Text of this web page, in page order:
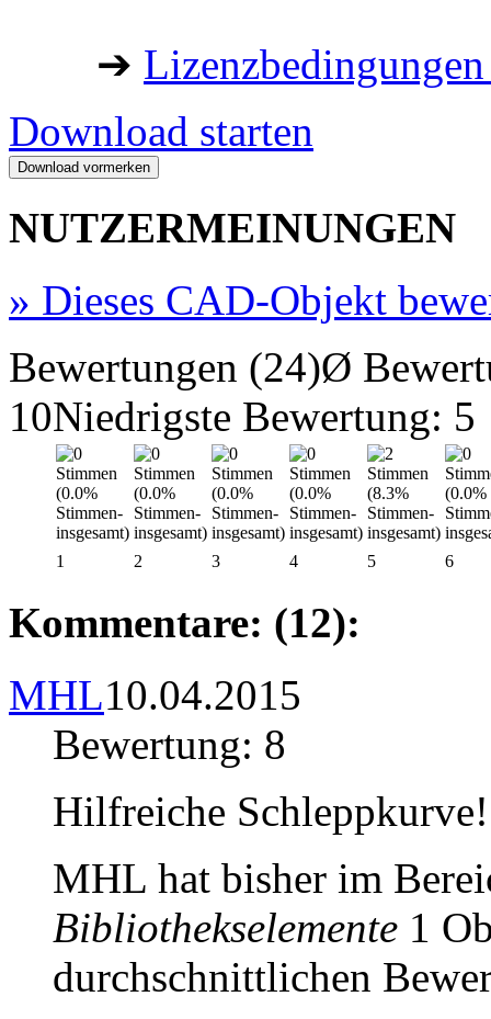
➔
Download starten
NUTZERMEINUNGEN
» Dieses CAD-Objekt
Bewertungen (24)Ø
10Niedrigste Bewertung: 5
1 2 3 4 5 6
Kommentare: (12):
MHL10.04.2015
Bewertung: 8
Hilfreiche Schleppkurve!
MHL hat bisher im
Bibliothekselemente 1
durchschnittlichen